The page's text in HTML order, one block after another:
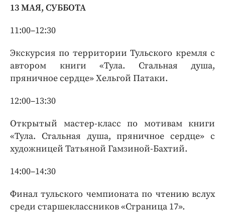
13 МАЯ, СУББОТА
11:00–12:30
Экскурсия по территории Тульского кремля с
автором книги «Тула. Стальная душа,
пряничное сердце» Хельгой Патаки.
12:00–13:30
Открытый мастер-класс по мотивам книги
«Тула. Стальная душа, пряничное сердце» с
художницей Татьяной Гамзиной-Бахтий.
14:00–14:30
Финал тульского чемпионата по чтению вслух
среди старшеклассников «Страница 17».